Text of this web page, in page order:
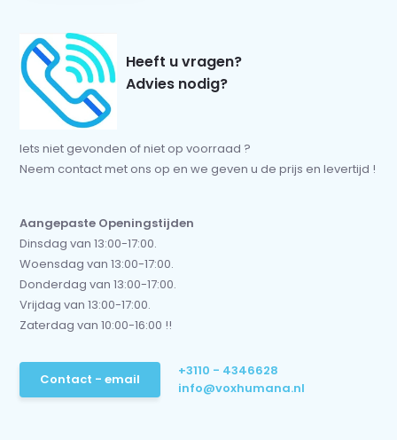
Heeft u vragen?
Advies nodig?
Iets niet gevonden of niet op voorraad ?
Neem contact met ons op en we geven u de prijs en levertijd !
Aangepaste Openingstijden
Dinsdag van 13:00-17:00.
Woensdag van 13:00-17:00.
Donderdag van 13:00-17:00.
Vrijdag van 13:00-17:00.
Zaterdag van 10:00-16:00 !!
Contact - email
+3110 - 4346628
info@voxhumana.nl